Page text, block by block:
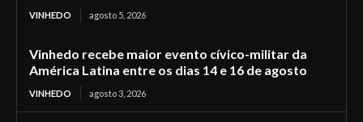
VINHEDO agosto 5, 2026
Vinhedo recebe maior evento cívico-militar da
América Latina entre os dias 14 e 16 de agosto
VINHEDO agosto 3, 2026